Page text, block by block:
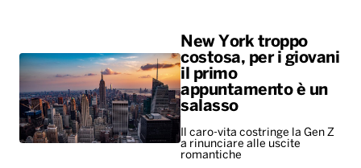
New York troppo
costosa, per i giovani
il primo
appuntamento è un
salasso
Il caro-vita costringe la Gen Z
a rinunciare alle uscite
romantiche